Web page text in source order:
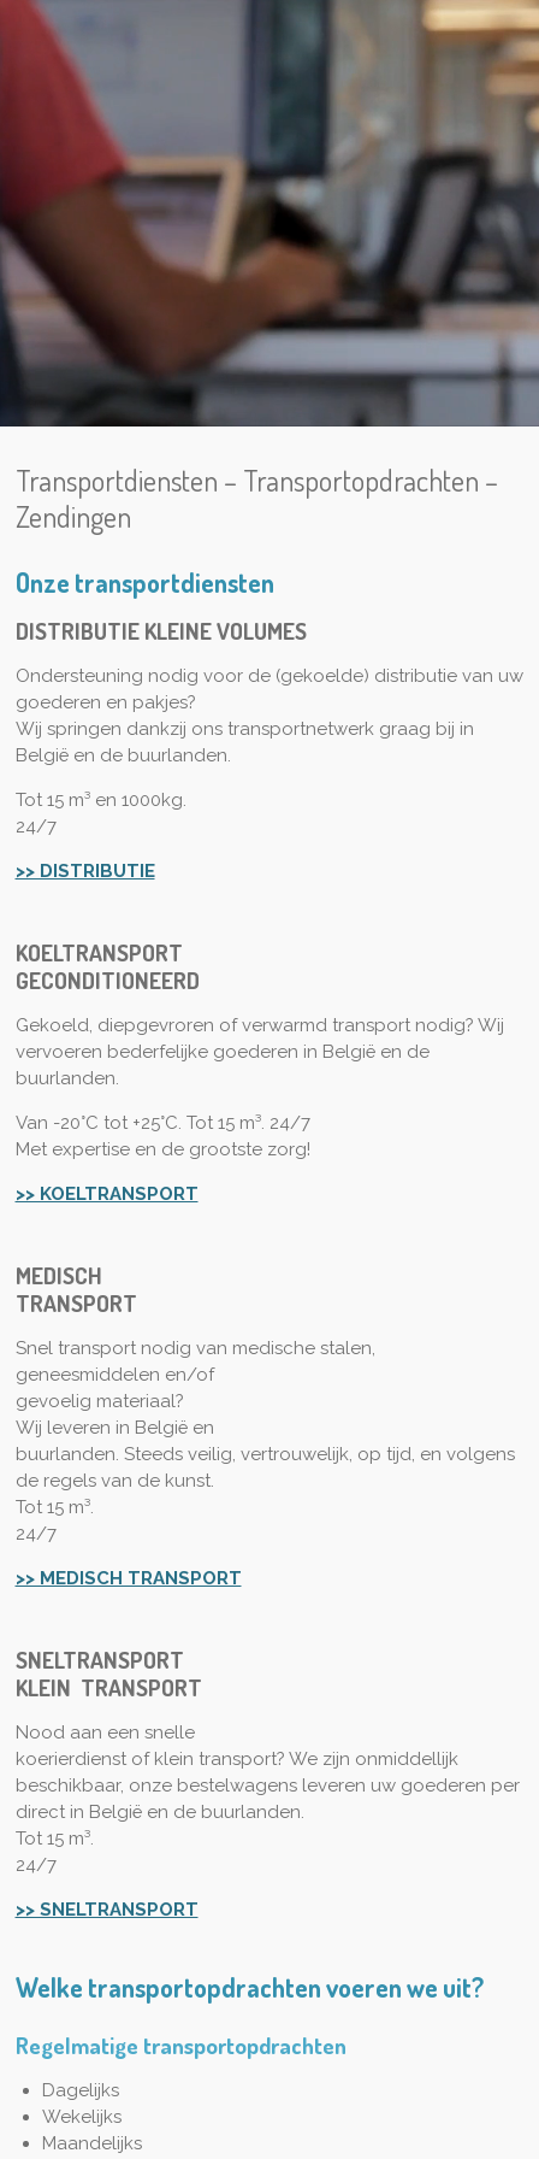
Transportdiensten – Transportopdrachten –
Zendingen
Onze transportdiensten
DISTRIBUTIE KLEINE VOLUMES
Ondersteuning nodig voor de (gekoelde) distributie van uw
goederen en pakjes?
Wij springen dankzij ons transportnetwerk graag bij in
België en de buurlanden.
Tot 15 m³ en 1000kg.
24/7
>> DISTRIBUTIE
KOELTRANSPORT
GECONDITIONEERD
Gekoeld, diepgevroren of verwarmd transport nodig? Wij
vervoeren bederfelijke goederen in België en de
buurlanden.
Van -20°C tot +25°C. Tot 15 m³. 24/7
Met expertise en de grootste zorg!
>> KOELTRANSPORT
MEDISCH
TRANSPORT
Snel transport nodig van medische stalen,
geneesmiddelen en/of
gevoelig materiaal?
Wij leveren in België en
buurlanden. Steeds veilig, vertrouwelijk, op tijd, en volgens
de regels van de kunst.
Tot 15 m³.
24/7
>> MEDISCH TRANSPORT
SNELTRANSPORT
KLEIN TRANSPORT
Nood aan een snelle
koerierdienst of klein transport? We zijn onmiddellijk
beschikbaar, onze bestelwagens leveren uw goederen per
direct in België en de buurlanden.
Tot 15 m³.
24/7
>> SNELTRANSPORT
Welke transportopdrachten voeren we uit?
Regelmatige transportopdrachten
Dagelijks
Wekelijks
Maandelijks